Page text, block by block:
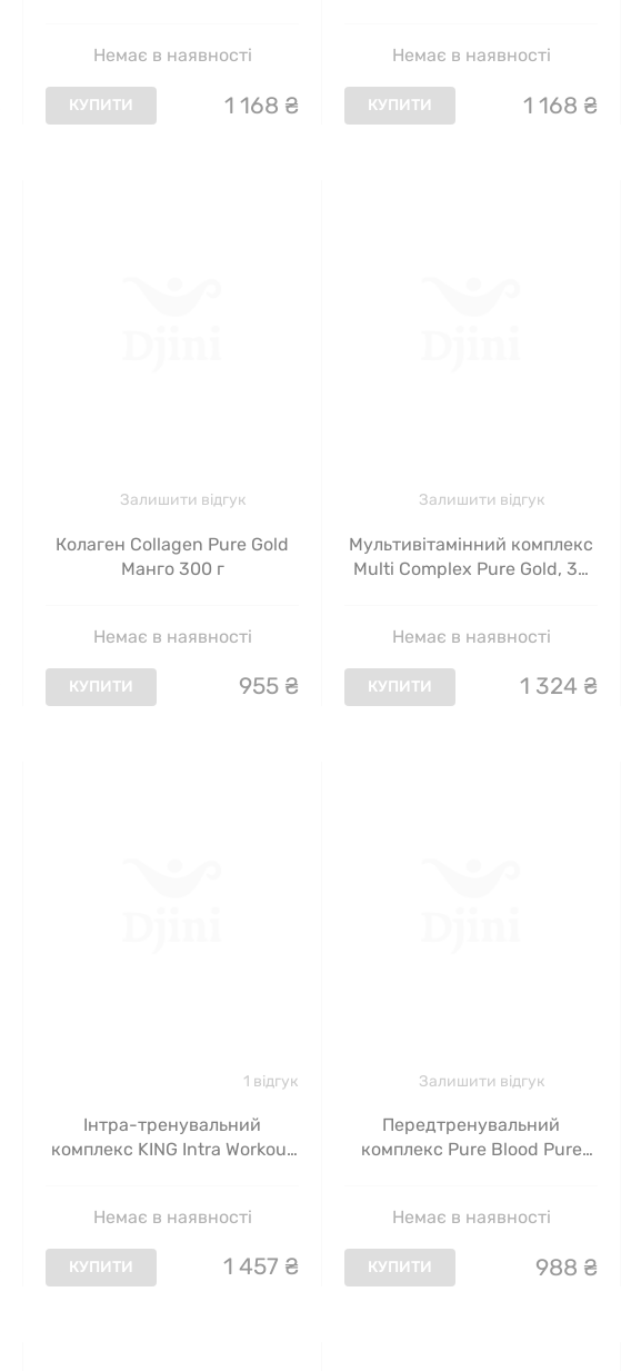
Немає в наявності
КУПИТИ 1 168 ₴
Немає в наявності
КУПИТИ 1 168 ₴
Залишити відгук
Колаген Collagen Pure Gold
Манго 300 г
Немає в наявності
КУПИТИ 955 ₴
Залишити відгук
Мультивітамінний комплекс
Multi Complex Pure Gold, 30
Немає в наявності
КУПИТИ 1 324 ₴
1 відгук
Інтра-тренувальний
комплекс KING Intra Workout
Немає в наявності
КУПИТИ 1 457 ₴
Залишити відгук
Передтренувальний
комплекс Pure Blood Pure
Немає в наявності
КУПИТИ 988 ₴